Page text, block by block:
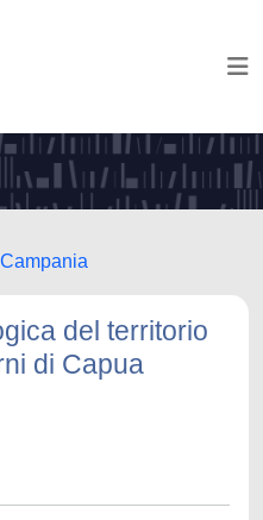
del territorio
di Capua